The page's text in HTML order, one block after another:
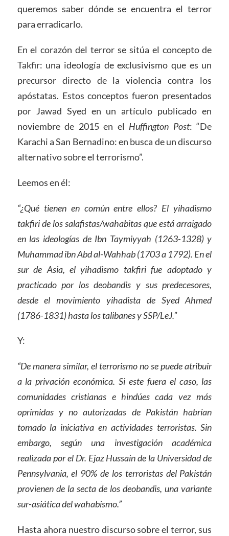
queremos saber dónde se encuentra el terror
para erradicarlo.
En el corazón del terror se sitúa el concepto de
Takfir: una ideología de exclusivismo que es un
precursor directo de la violencia contra los
apóstatas. Estos conceptos fueron presentados
por Jawad Syed en un artículo publicado en
noviembre de 2015 en el Huffington Post: “De
Karachi a San Bernadino: en busca de un discurso
alternativo sobre el terrorismo”.
Leemos en él:
“¿Qué tienen en común entre ellos? El yihadismo
takfiri de los salafistas/wahabitas que está arraigado
en las ideologías de Ibn Taymiyyah (1263-1328) y
Muhammad ibn Abd al-Wahhab (1703 a 1792). En el
sur de Asia, el yihadismo takfiri fue adoptado y
practicado por los deobandis y sus predecesores,
desde el movimiento yihadista de Syed Ahmed
(1786-1831) hasta los talibanes y SSP/LeJ.”
Y:
“De manera similar, el terrorismo no se puede atribuir
a la privación económica. Si este fuera el caso, las
comunidades cristianas e hindúes cada vez más
oprimidas y no autorizadas de Pakistán habrían
tomado la iniciativa en actividades terroristas. Sin
embargo, según una investigación académica
realizada por el Dr. Ejaz Hussain de la Universidad de
Pennsylvania, el 90% de los terroristas del Pakistán
provienen de la secta de los deobandis, una variante
sur-asiática del wahabismo.”
Hasta ahora nuestro discurso sobre el terror, sus